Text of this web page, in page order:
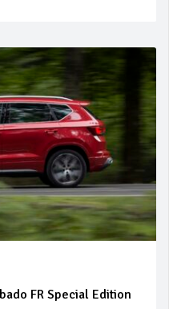
FR Special Edition